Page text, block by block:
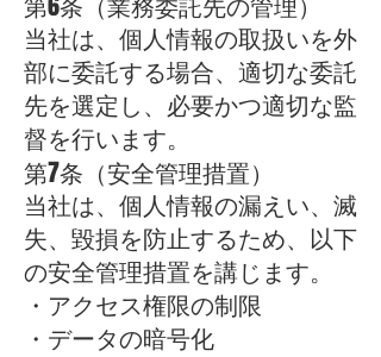
当社は、個人情報の取扱いを外
部に委託する場合、適切な委託
先を選定し、必要かつ適切な監
督を行います。
第7条（安全管理措置）
当社は、個人情報の漏えい、滅
失、毀損を防止するため、以下
の安全管理措置を講じます。
・アクセス権限の制限
・データの暗号化